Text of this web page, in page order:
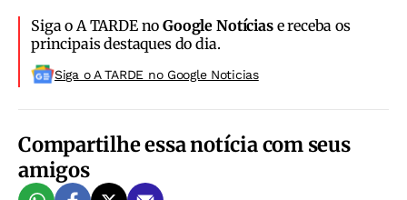
Siga o A TARDE noGoogle Notíciase receba os
principais destaques do dia.
Siga o A TARDE no Google Noticias
Compartilhe essa notícia com seus
amigos